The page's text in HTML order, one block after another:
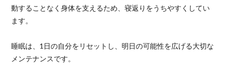
動することなく身体を支えるため、寝返りをうちやすくしてい
ます。
睡眠は、1日の自分をリセットし、明日の可能性を広げる大切な
メンテナンスです。